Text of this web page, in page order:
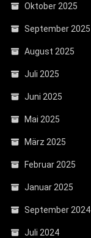
Oktober 2025
September 2025
August 2025
Juli 2025
Juni 2025
Mai 2025
März 2025
Februar 2025
Januar 2025
September 2024
Juli 2024